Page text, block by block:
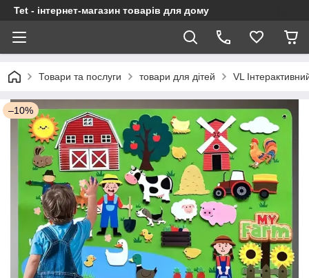
Tet - інтернет-магазин товарів для дому
Товари та послуги товари для дітей VL
–10%